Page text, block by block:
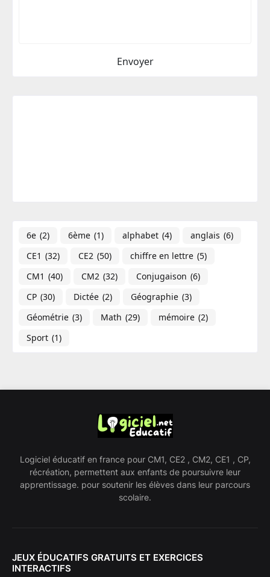
6e (2) 6ème (1) alphabet (4) anglais (6)
CE1 (32) CE2 (50) chiffre en lettre (5)
CM1 (40) CM2 (32) Conjugaison (6)
CP (30) Dictée (2) Géographie​ (3)
Géométrie (3) Math (29) mémoire (2)
Sport (1)
Logiciel éducatif en france pour CM1, CE2 , CM2, CE1 , CP,
récréation, permettent aux enfants de poursuivre leur
apprentissage. pour soutenir les élèves dans leur parcours
scolaire.
JEUX ÉDUCATIFS GRATUITS ET EXERCICES
INTERACTIFS